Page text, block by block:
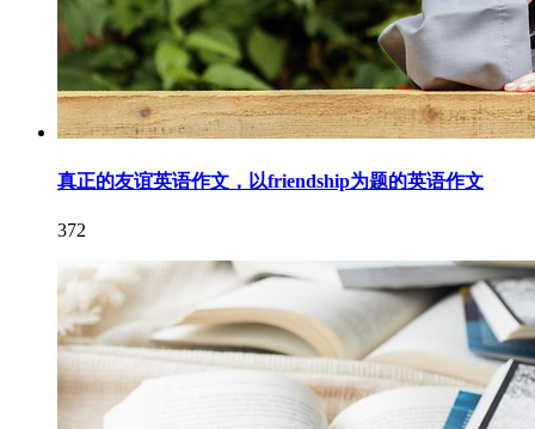
真正的友谊英语作文，以friendship为题的英语作文
372